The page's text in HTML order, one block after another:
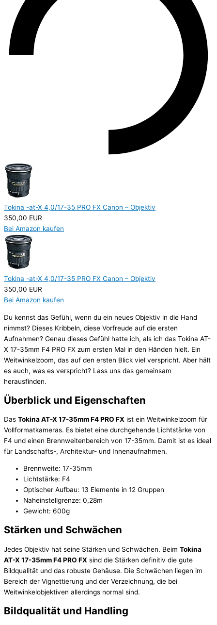
Tokina -at-X 4,0/17-35 PRO FX Canon – Objektiv
350,00 EUR
Bei Amazon kaufen
Tokina -at-X 4,0/17-35 PRO FX Canon – Objektiv
350,00 EUR
Bei Amazon kaufen
Du kennst das Gefühl, wenn du ein neues Objektiv in die Hand
nimmst? Dieses Kribbeln, diese Vorfreude auf die ersten
Aufnahmen? Genau dieses Gefühl hatte ich, als ich das Tokina AT-
X 17-35mm F4 PRO FX zum ersten Mal in den Händen hielt. Ein
Weitwinkelzoom, das auf den ersten Blick viel verspricht. Aber hält
es auch, was es verspricht? Lass uns das gemeinsam
herausfinden.
Überblick und Eigenschaften
Das Tokina AT-X 17-35mm F4 PRO FX ist ein Weitwinkelzoom für
Vollformatkameras. Es bietet eine durchgehende Lichtstärke von
F4 und einen Brennweitenbereich von 17-35mm. Damit ist es ideal
für Landschafts-, Architektur- und Innenaufnahmen.
Brennweite: 17-35mm
Lichtstärke: F4
Optischer Aufbau: 13 Elemente in 12 Gruppen
Naheinstellgrenze: 0,28m
Gewicht: 600g
Stärken und Schwächen
Jedes Objektiv hat seine Stärken und Schwächen. Beim Tokina
AT-X 17-35mm F4 PRO FX sind die Stärken definitiv die gute
Bildqualität und das robuste Gehäuse. Die Schwächen liegen im
Bereich der Vignettierung und der Verzeichnung, die bei
Weitwinkelobjektiven allerdings normal sind.
Bildqualität und Handling